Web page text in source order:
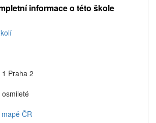
informace o této škole
1 Praha 2
ČR